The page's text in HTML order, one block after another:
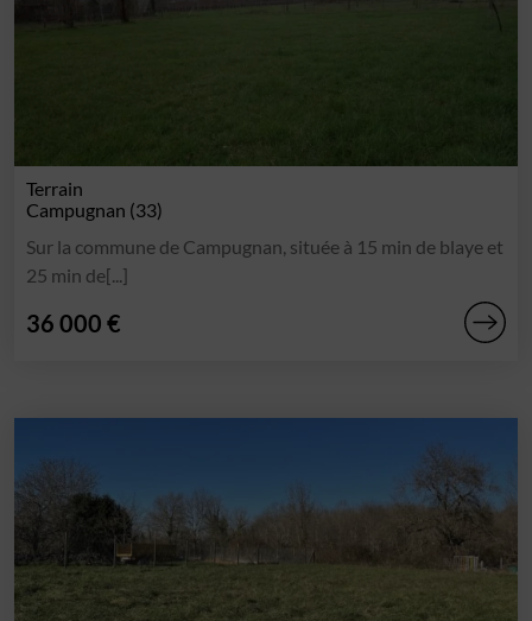
Terrain
Campugnan (33)
Sur la commune de Campugnan, située à 15 min de blaye et
25 min de[...]
36 000 €